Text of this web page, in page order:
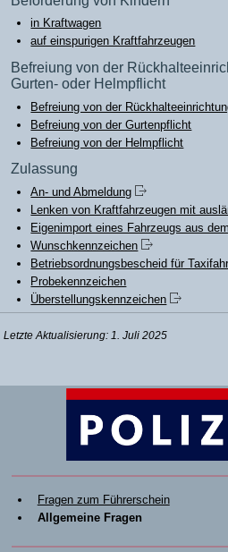
in Kraftwagen
auf einspurigen Kraftfahrzeugen
Befreiung von der
Gurten- oder Helmpflicht
Befreiung von der
Befreiung von der Gurtenpflicht
Befreiung von der Helmpflicht
Zulassung
An- und Abmeldung
Lenken von Kraftfahrzeugen mit
Eigenimport eines Fahrzeugs aus
Wunschkennzeichen
Betriebsordnungsbescheid für
Probekennzeichen
Überstellungskennzeichen
Letzte Aktualisierung: 1. Juli 2025
Fragen zum Führerschein
Allgemeine Fragen